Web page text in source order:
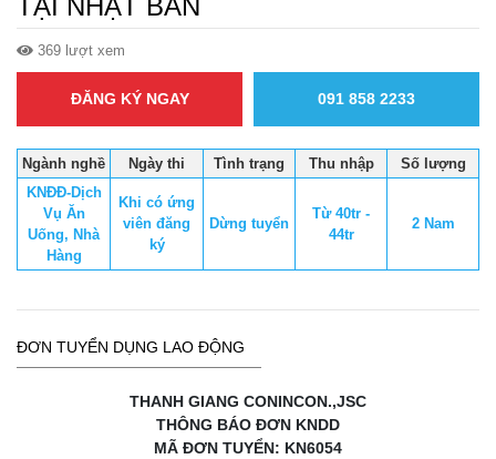
TẠI NHẬT BẢN
369 lượt xem
ĐĂNG KÝ NGAY 091 858 2233
Ngành nghề Ngày thi Tình trạng Thu nhập
Số lượng
KNĐĐ-Dịch
Vụ Ăn
Uống, Nhà
Hàng
Khi có ứng
viên đăng
ký
Dừng tuyển
Từ 40tr -
44tr
2 Nam
ĐƠN TUYỂN DỤNG LAO ĐỘNG
THANH GIANG CONINCON.,JSC
THÔNG BÁO ĐƠN KNDD
MÃ ĐƠN TUYỂN: KN6054